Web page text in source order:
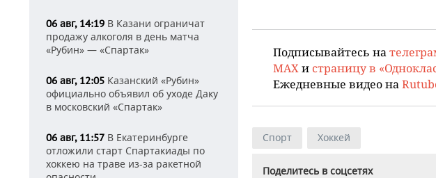
06 авг, 14:19 В Казани ограничат
продажу алкоголя в день матча
«Рубин» — «Спартак»
06 авг, 12:05 Казанский «Рубин»
официально объявил об уходе Даку
в московский «Спартак»
06 авг, 11:57 В Екатеринбурге
отложили старт Спартакиады по
хоккею на траве из-за ракетной
Подписывайтесь на
MAXи страницу в
Ежедневные видео на
Спорт Хоккей
Поделитесь в соцсетях